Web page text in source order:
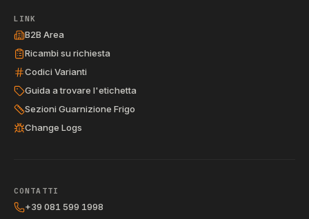
LINK
B2B Area
Ricambi su richiesta
Codici Varianti
Guida a trovare l'etichetta
Sezioni Guarnizione Frigo
Change Logs
CONTATTI
+39 081 599 1998